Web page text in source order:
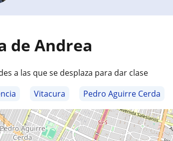
de Andrea
a las que se desplaza para dar clase
Vitacura Pedro Aguirre Cerda